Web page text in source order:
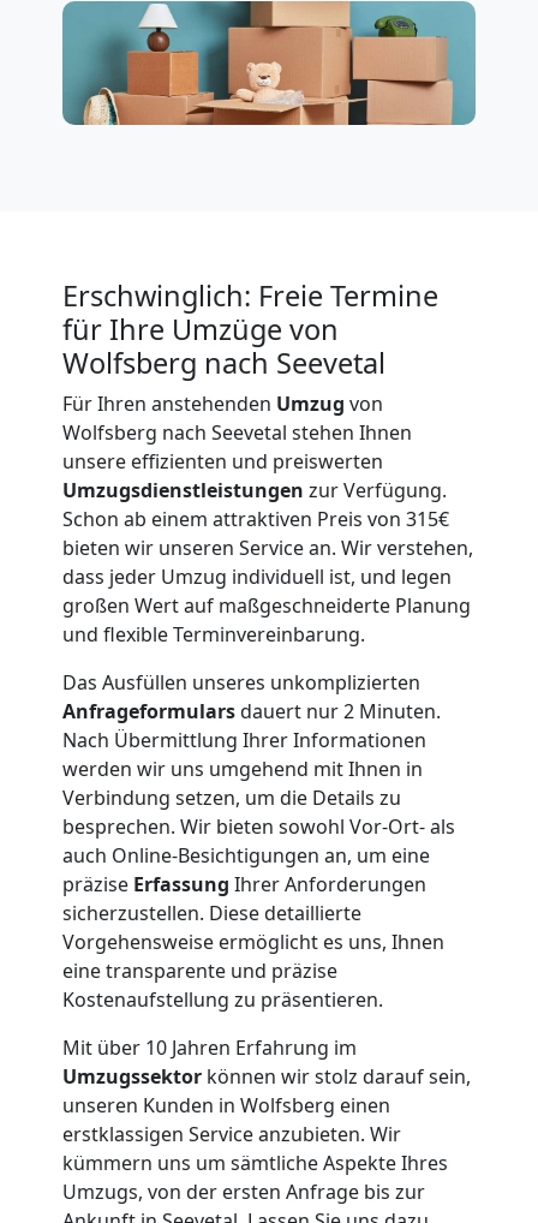
Erschwinglich: Freie Termine
für Ihre Umzüge von
Wolfsberg nach Seevetal
Für Ihren anstehenden Umzug von
Wolfsberg nach Seevetal stehen Ihnen
unsere effizienten und preiswerten
Umzugsdienstleistungen zur Verfügung.
Schon ab einem attraktiven Preis von 315€
bieten wir unseren Service an. Wir verstehen,
dass jeder Umzug individuell ist, und legen
großen Wert auf maßgeschneiderte Planung
und flexible Terminvereinbarung.
Das Ausfüllen unseres unkomplizierten
Anfrageformularsdauert nur 2 Minuten.
Nach Übermittlung Ihrer Informationen
werden wir uns umgehend mit Ihnen in
Verbindung setzen, um die Details zu
besprechen. Wir bieten sowohl Vor-Ort- als
auch Online-Besichtigungen an, um eine
präzise Erfassung Ihrer Anforderungen
sicherzustellen. Diese detaillierte
Vorgehensweise ermöglicht es uns, Ihnen
eine transparente und präzise
Kostenaufstellung zu präsentieren.
Mit über 10 Jahren Erfahrung im
Umzugssektor können wir stolz darauf sein,
unseren Kunden in Wolfsberg einen
erstklassigen Service anzubieten. Wir
kümmern uns um sämtliche Aspekte Ihres
Umzugs, von der ersten Anfrage bis zur
National
Möbeltransport
National
Beiladung
International
Internationaler
Umzug
Nationaler
Umzug